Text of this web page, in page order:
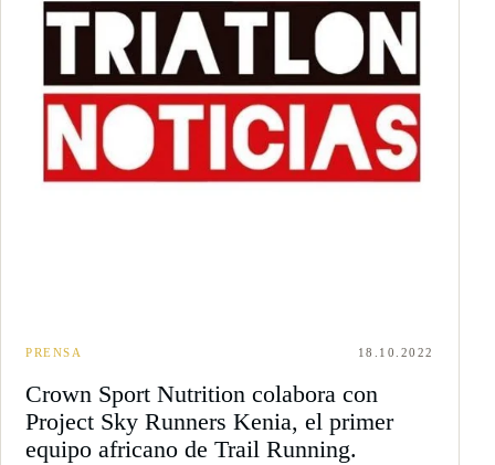
PRENSA 18.10.2022
Crown Sport Nutrition colabora con
Project Sky Runners Kenia, el primer
equipo africano de Trail Running.